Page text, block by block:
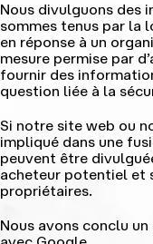
Nous divulguons des
sommes tenus par la
en réponse à un
mesure permise par
fournir des
question liée à la
Si notre site web ou
impliqué dans une
peuvent être
acheteur potentiel et
propriétaires.
Nous avons conclu